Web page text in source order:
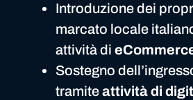
Introduzione dei
marcato locale
attività di
Sostegno
tramiteattività di